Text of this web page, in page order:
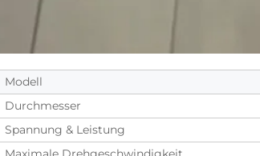
Modell
Durchmesser
Spannung & Leistung